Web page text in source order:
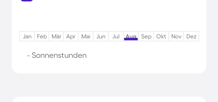
Jan Feb Mär Apr Mai Jun Jul Aug Sep Okt Nov Dez
- Sonnenstunden